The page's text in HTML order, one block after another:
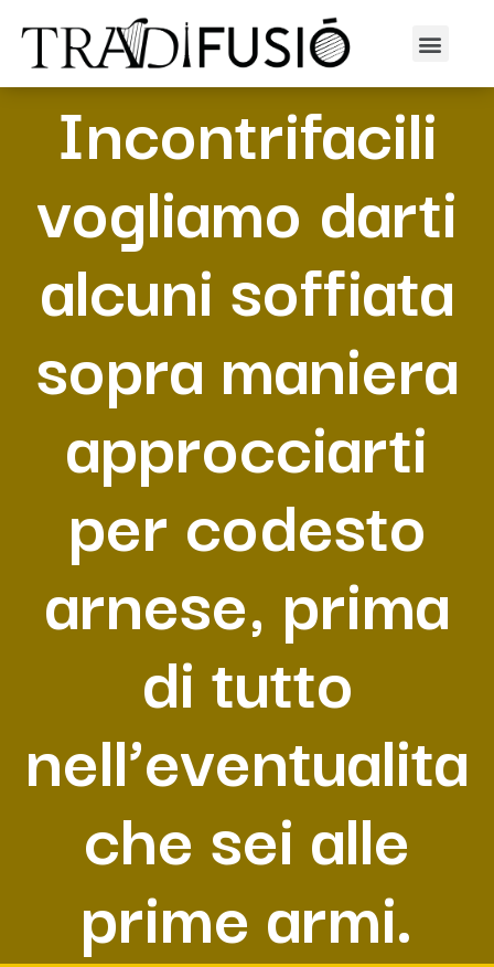
Noi di
Incontrifacili
vogliamo darti
alcuni soffiata
sopra maniera
approcciarti
per codesto
arnese, prima
di tutto
nell’eventualita
che sei alle
prime armi.